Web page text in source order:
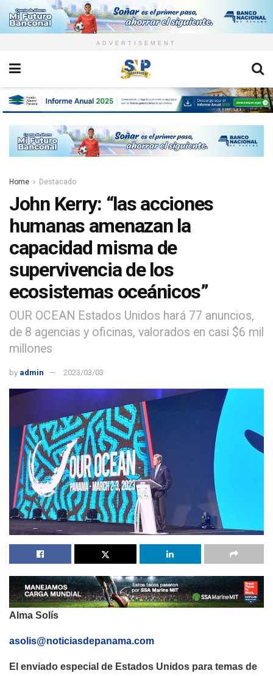
ADVERTISEMENT
Home Destacado
John Kerry: “las acciones
humanas amenazan la
capacidad misma de
supervivencia de los
ecosistemas oceánicos”
OUR OCEAN Estados Unidos hará 77 anuncios,
de 8 agencias y oficinas, valorados en casi $6 mil
millones
by admin 2023/03/03
Alma Solís
asolis@noticiasdepanama.com
El enviado especial de Estados Unidos para temas de